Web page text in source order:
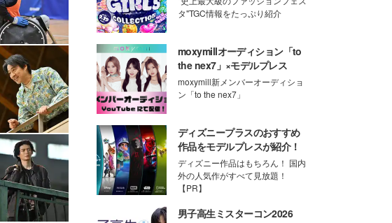
タ"TGC情報をたっぷり紹介
moxymillオーディション「to
the nex7」×モデルプレス
moxymill新メンバーオーディショ
ン「to the nex7」
ディズニープラスのおすすめ
作品をモデルプレスが紹介！
ディズニー作品はもちろん！ 国内
外の人気作がすべて見放題！
【PR】
男子高生ミスターコン2026